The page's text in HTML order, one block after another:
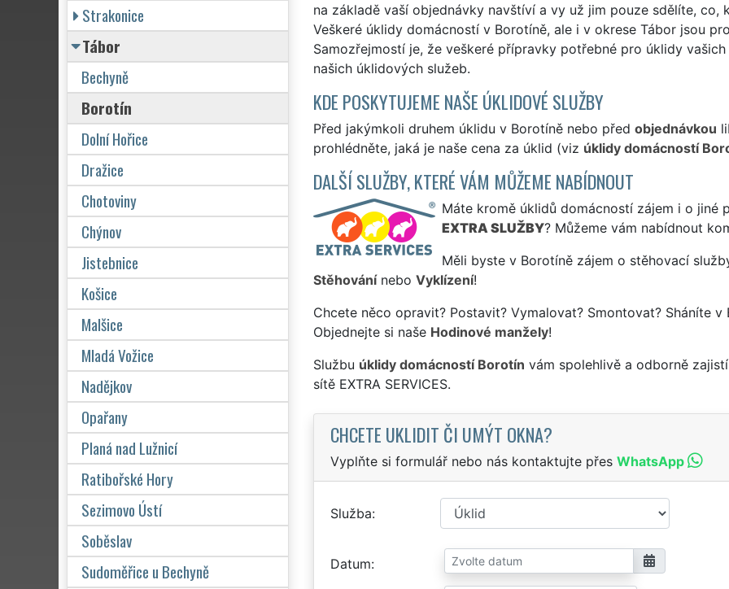
na základě vaší objednávky navštíví a vy už jim pouze sdělíte,
Veškeré úklidy domácností v Borotíně, ale i v okrese Tábor jsou
Samozřejmostí je, že veškeré přípravky potřebné pro úklidy
našich úklidových služeb.
KDE POSKYTUJEME NAŠE ÚKLIDOVÉ SLUŽBY
Před jakýmkoli druhem úklidu v Borotíně nebo před objednávkou
prohlédněte, jaká je naše cena za úklid (viz úklidy domácností
DALŠÍ SLUŽBY, KTERÉ VÁM MŮŽEME NABÍDNOUT
Máte kromě úklidů domácností zájem i o jiné
EXTRA SLUŽBY? Můžeme vám nabídnout
Měli byste v Borotíně zájem o stěhovací
Stěhovánínebo Vyklízení!
Chcete něco opravit? Postavit? Vymalovat? Smontovat? Sháníte
Objednejte si naše Hodinové manžely!
Službu úklidy domácností Borotín vám spolehlivě a odborně
sítě EXTRA SERVICES.
CHCETE UKLIDIT ČI UMÝT OKNA?
Vyplňte si formulář nebo nás kontaktujte přes WhatsApp
Služba
Datum
Strakonice
Tábor
Bechyně
Borotín
Dolní Hořice
Dražice
Chotoviny
Chýnov
Jistebnice
Košice
Malšice
Mladá Vožice
Nadějkov
Opařany
Planá nad Lužnicí
Ratibořské Hory
Sezimovo Ústí
Soběslav
Sudoměřice u Bechyně